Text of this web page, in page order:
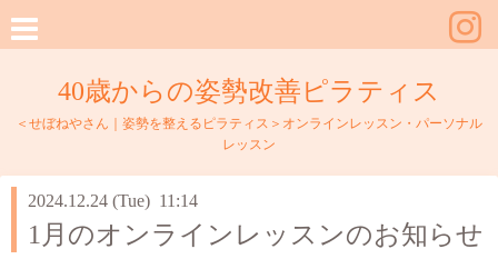
40歳からの姿勢改善ピラティス
＜せぼねやさん｜姿勢を整えるピラティス＞オンラインレッスン・パーソナル
レッスン
2024.12.24 (Tue) 11:14
1月のオンラインレッスンのお知らせ